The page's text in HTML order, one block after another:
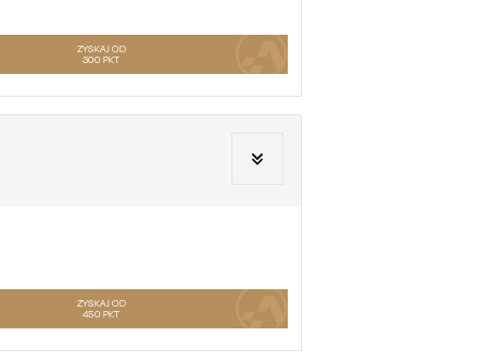
ZYSKAJ OD
300 PKT
ZYSKAJ OD
450 PKT